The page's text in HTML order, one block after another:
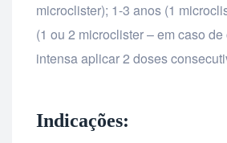
microclister); 1-3 anos (1
(1 ou 2 microclister – em caso
intensa aplicar 2 doses
Indicações: